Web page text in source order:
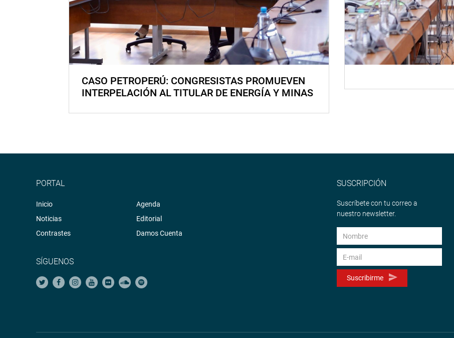
CASO PETROPERÚ: CONGRESISTAS PROMUEVEN
INTERPELACIÓN AL TITULAR DE ENERGÍA Y MINAS
PORTAL
Inicio
Noticias
Contrastes
Agenda
Editorial
Damos Cuenta
SÍGUENOS
SUSCRIPCIÓN
Suscríbete con tu correo a
nuestro newsletter.
Suscribirme